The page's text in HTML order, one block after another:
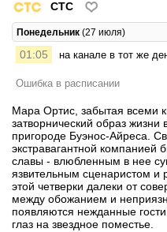
СТС
Понедельник (27 июля)
01:05 на канале в тот же
Ошибка в расписании
Мара Ортис, забытая всеми
затворнический образ жизни
пригороде Буэнос-Айреса.
экстравагантной компанией
славы - влюбленным в нее
язвительным сценаристом
этой четверки далеки от
между обожанием и
появляются нежданные
глаз на звездное поместье.